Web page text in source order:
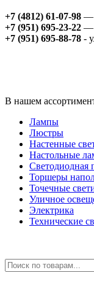
+7 (4812) 61-07-98 —
+7 (951) 695-23-22 —
+7 (951) 695-88-78 -
В нашем
Лампы
Люстры
Настенные
Настольные
Светодиодная
Торшеры
Точечные
Уличное
Электрика
Технические